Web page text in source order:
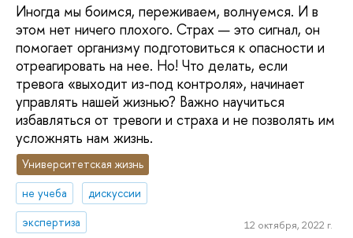
Иногда мы боимся, переживаем, волнуемся. И в
этом нет ничего плохого. Страх — это сигнал, он
помогает организму подготовиться к опасности и
отреагировать на нее. Но! Что делать, если
тревога «выходит из-под контроля», начинает
управлять нашей жизнью? Важно научиться
избавляться от тревоги и страха и не позволять им
усложнять нам жизнь.
Университетская жизнь
не учеба
дискуссии
экспертиза
12 октября, 2022 г.